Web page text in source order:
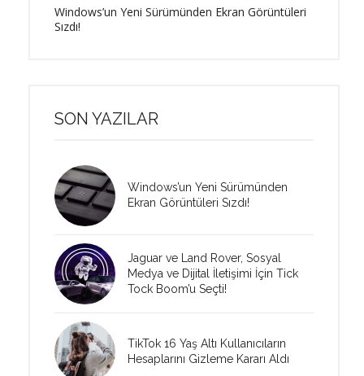
Windows’un Yeni Sürümünden Ekran Görüntüleri
Sızdı!
SON YAZILAR
Windows’un Yeni Sürümünden
Ekran Görüntüleri Sızdı!
Jaguar ve Land Rover, Sosyal
Medya ve Dijital İletişimi İçin Tick
Tock Boom’u Seçti!
TikTok 16 Yaş Altı Kullanıcıların
Hesaplarını Gizleme Kararı Aldı